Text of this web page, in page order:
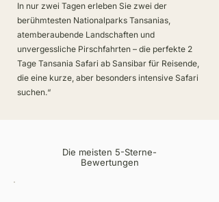
In nur zwei Tagen erleben Sie zwei der
berühmtesten Nationalparks Tansanias,
atemberaubende Landschaften und
unvergessliche Pirschfahrten – die perfekte 2
Tage Tansania Safari ab Sansibar für Reisende,
die eine kurze, aber besonders intensive Safari
suchen.“
Die meisten 5-Sterne-
Bewertungen